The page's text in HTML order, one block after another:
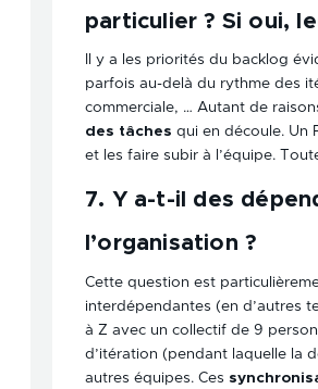
particulier ? Si oui,
Il y a les priorités du backlog
parfois au-delà du rythme des
commerciale, … Autant de
des tâches qui en découle. Un
et les faire subir à l’équipe.
7. Y a-t-il des
l’organisation ?
Cette question est
interdépendantes (en d’autres
à Z avec un collectif de 9
d’itération (pendant laquelle la
autres équipes. Ces